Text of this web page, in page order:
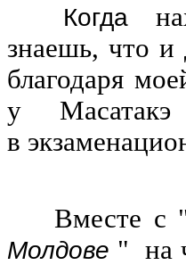
Когда
знаешь, что и
благодаря
у
в
Вместе с
Молдове " на